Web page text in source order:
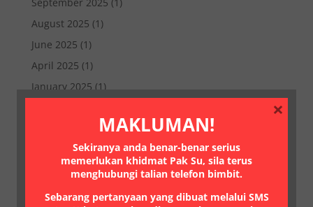
August 2025 (1)
June 2025 (1)
April 2025 (1)
January 2025 (1)
(1)
May 2023(1)
October 2022(1)
July 2022
MAKLUMAN!
Sekiranya anda benar-benar serius
memerlukan khidmat Pak Su, sila terus
menghubungi talian telefon bimbit.
Sebarang pertanyaan yang dibuat melalui SMS
×